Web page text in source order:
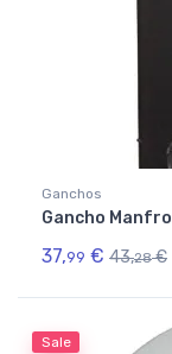
Ganchos
Gancho
37,99 € 43,28 €
Sale